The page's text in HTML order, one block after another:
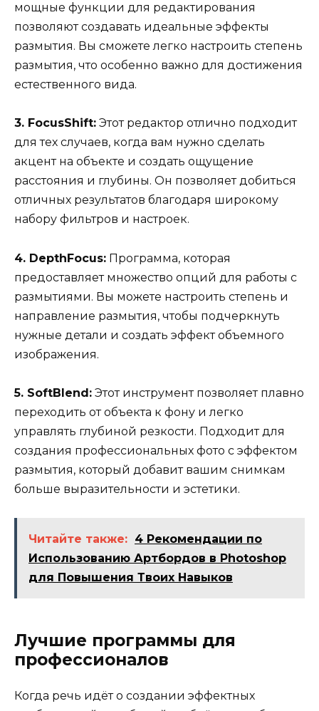
мощные функции для редактирования
позволяют создавать идеальные эффекты
размытия. Вы сможете легко настроить степень
размытия, что особенно важно для достижения
естественного вида.
3. FocusShift: Этот редактор отлично подходит
для тех случаев, когда вам нужно сделать
акцент на объекте и создать ощущение
расстояния и глубины. Он позволяет добиться
отличных результатов благодаря широкому
набору фильтров и настроек.
4. DepthFocus: Программа, которая
предоставляет множество опций для работы с
размытиями. Вы можете настроить степень и
направление размытия, чтобы подчеркнуть
нужные детали и создать эффект объемного
изображения.
5. SoftBlend: Этот инструмент позволяет плавно
переходить от объекта к фону и легко
управлять глубиной резкости. Подходит для
создания профессиональных фото с эффектом
размытия, который добавит вашим снимкам
больше выразительности и эстетики.
Читайте также: 4 Рекомендации по
Использованию Артбордов в Photoshop
для Повышения Твоих Навыков
Лучшие программы для
профессионалов
Когда речь идёт о создании эффектных